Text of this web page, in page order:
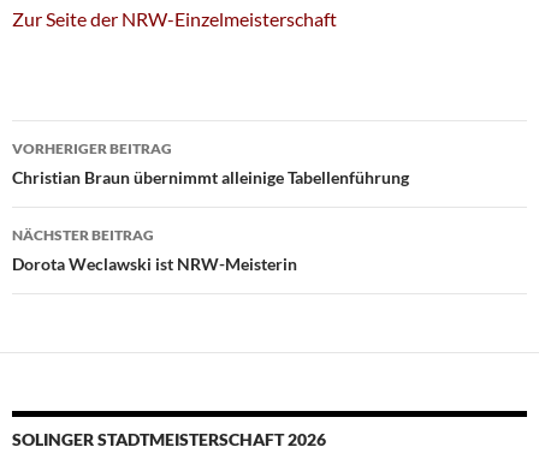
Zur Seite der NRW-Einzelmeisterschaft
Beitragsnavigation
VORHERIGER BEITRAG
Christian Braun übernimmt alleinige Tabellenführung
NÄCHSTER BEITRAG
Dorota Weclawski ist NRW-Meisterin
SOLINGER STADTMEISTERSCHAFT 2026